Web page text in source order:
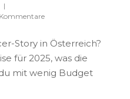
|
Story in Österreich?
für 2025, was die
mit wenig Budget